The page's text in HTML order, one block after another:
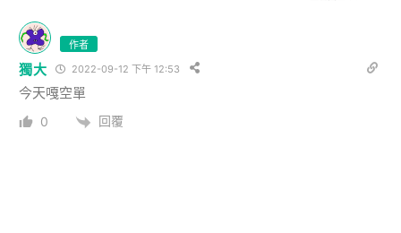
作者
獨大 2022-09-12 下午 12:53
今天嘎空單
0 回覆